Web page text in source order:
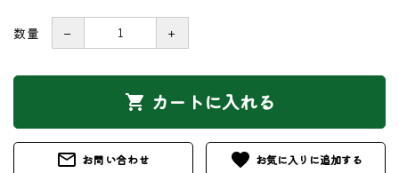
数量 － ＋
shopping_cart カートに入れる
mail_outline お問い合わせ favorite